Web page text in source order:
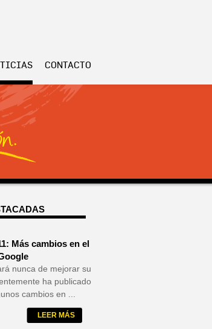
CONTACTO
Más cambios en el
nunca de mejorar su
ha publicado
cambios en ...
LEER MÁS